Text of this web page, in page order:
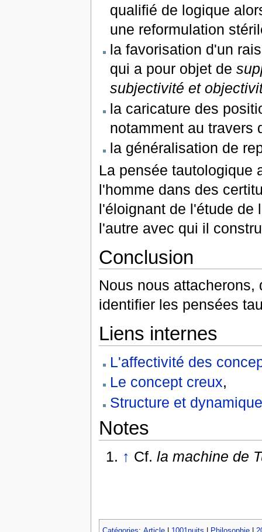
qualifié de logique
une reformulation
la favorisation d'un
qui a pour objet de
subjectivité et
la caricature des
notamment au travers
la généralisation de
La pensée tautologique
l'homme dans des
l'éloignant de l'étude de
l'autre avec qui il
Conclusion
Nous nous
identifier les pensées
Liens internes
L'affectivité des
Le concept creux,
Structure et
Notes
↑ Cf.la machine de